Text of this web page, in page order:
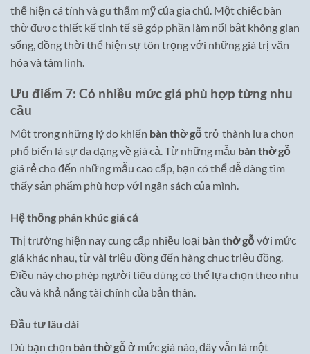
thể hiện cá tính và gu thẩm mỹ của gia chủ. Một chiếc bàn
thờ được thiết kế tinh tế sẽ góp phần làm nổi bật không gian
sống, đồng thời thể hiện sự tôn trọng với những giá trị văn
hóa và tâm linh.
Ưu điểm 7: Có nhiều mức giá phù hợp từng nhu
cầu
Một trong những lý do khiến bàn thờ gỗ trở thành lựa chọn
phổ biến là sự đa dạng về giá cả. Từ những mẫu bàn thờ gỗ
giá rẻ cho đến những mẫu cao cấp, bạn có thể dễ dàng tìm
thấy sản phẩm phù hợp với ngân sách của mình.
Hệ thống phân khúc giá cả
Thị trường hiện nay cung cấp nhiều loại bàn thờ gỗ với mức
giá khác nhau, từ vài triệu đồng đến hàng chục triệu đồng.
Điều này cho phép người tiêu dùng có thể lựa chọn theo nhu
cầu và khả năng tài chính của bản thân.
Đầu tư lâu dài
Dù bạn chọn bàn thờ gỗ ở mức giá nào, đây vẫn là một